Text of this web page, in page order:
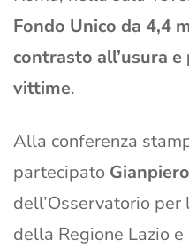
Fondo Unico da 4,4
contrasto all’usura
vittime.
Alla conferenza
partecipato
dell’Osservatorio per
della Regione Lazio e